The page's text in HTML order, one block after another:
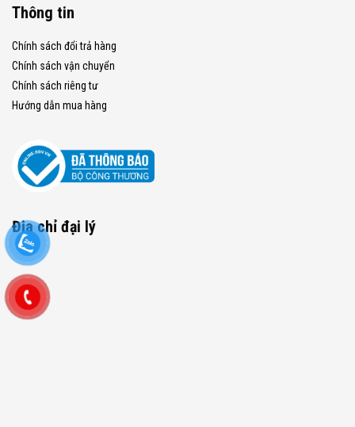
Thông tin
Chính sách đổi trả hàng
Chính sách vận chuyển
Chính sách riêng tư
Hướng dẫn mua hàng
Địa chỉ đại lý